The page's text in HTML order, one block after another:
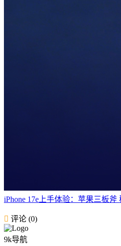
iPhone 17e上手体验：苹果三板
评论 (0)
9k导航